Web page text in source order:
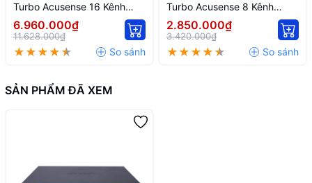
Turbo Acusense 16 Kênh
Hikvision IDS-7216HQHI-
M1/FA
6.960.000₫
11.628.000₫
Turbo Acusense 8 Kênh
Hikvision IDS-7208HQHI-
M1/FA
2.850.000₫
3.420.000₫
SẢN PHẨM ĐÃ XEM